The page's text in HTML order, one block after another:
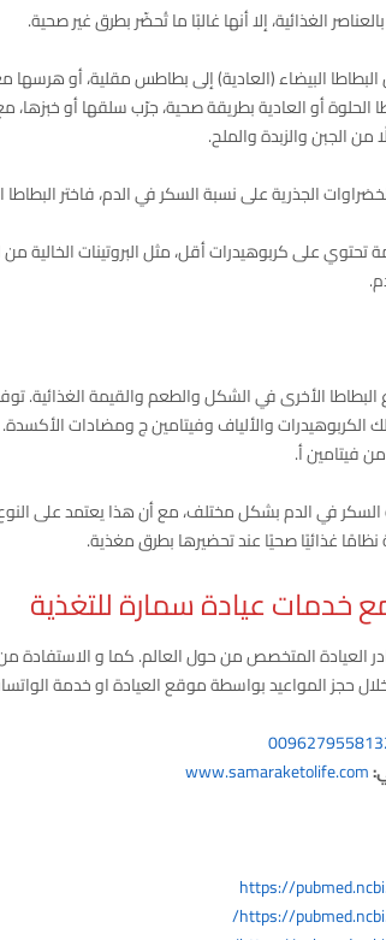
الغذائية، إلا أنها غالبًا ما تُحضّر بطرق غير صحية.
البيضاء (العادية) إلى بطاطس مقلية، أو هرسها
الحلوة أو العادية بطريقة صحية، جرّب سلقها أو
من الجبن والزبدة والملح.
الجذرية على نسبة السكر في الدم، فاختر
تحتوي على كربوهيدرات أقل، مثل البروتينات الخالية
البطاطا الأخرى في الشكل والطعم والقيمة الغذائية.
الكربوهيدرات والألياف وفيتامين ج ومضادات الأكسدة.
من فيتامين أ.
السكر في الدم بشكل مختلف، مع أن هذا يعتمد على
نظامًا غذائيًا صحيًا عند تحضيرها بطرق مغذية.
خدمات عيادة سمارة للتغذية
العيادة المتخصص من حول العالم. كما و الاستفادة
حجز المواعيد بواسطة موقع العيادة او خدمة
www.samaraketolife.com
https://
https://